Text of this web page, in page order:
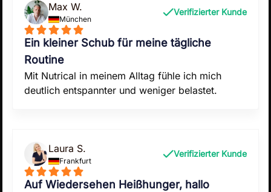
Max W.
München
Verifizierter Kunde
Ein kleiner Schub für meine tägliche
Routine
Mit Nutrical in meinem Alltag fühle ich mich
deutlich entspannter und weniger belastet.
Laura S.
Frankfurt
Verifizierter Kunde
Auf Wiedersehen Heißhunger, hallo